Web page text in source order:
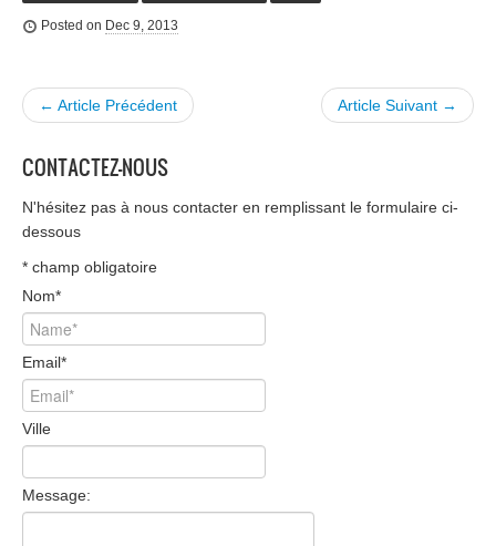
Posted on Dec 9, 2013
← Article Précédent Article Suivant →
CONTACTEZ-NOUS
N'hésitez pas à nous contacter en remplissant le formulaire ci-
dessous
* champ obligatoire
Nom*
Email*
Ville
Message: